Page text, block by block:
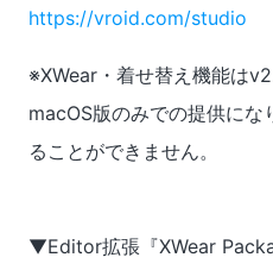
https://vroid.com/studio
※XWear・着せ替え機能は
macOS版のみでの提供にな
ることができません。
▼Editor拡張『XWear